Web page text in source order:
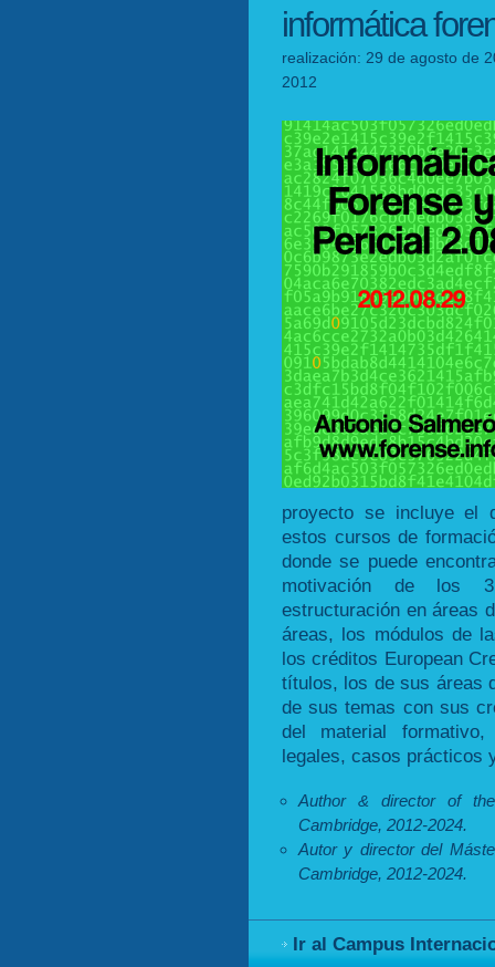
informática
realización: 29 de agosto de
2012
proyecto se incluye el
estos cursos de
donde se puede
motivación de los
estructuración en áreas
áreas, los módulos de
los créditos European
títulos, los de sus áreas
de sus temas con sus
del material formativo,
legales, casos prácticos
Author & director of
Cambridge, 2012-2024.
Autor y director del
Cambridge, 2012-2024.
Ir al Campus